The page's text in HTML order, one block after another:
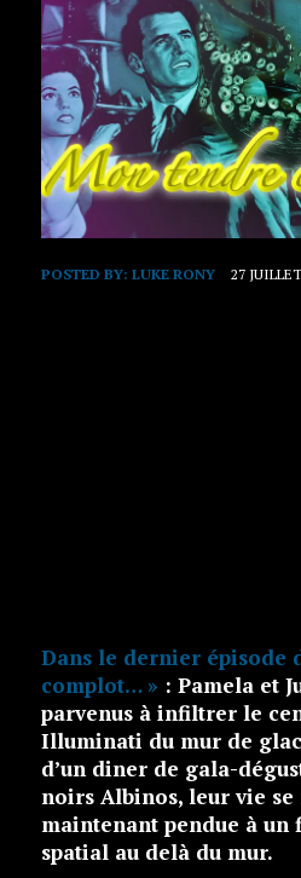
POSTED BY: LUKE RONY 27
Dans le dernier épisode
complot… » : Pamela et
parvenus à infiltrer le
Illuminati du mur de
d’un diner de gala-
noirs Albinos, leur vie se
maintenant pendue à un
spatial au delà du mur.